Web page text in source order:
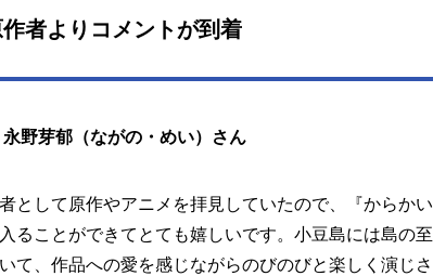
者よりコメントが到着
野芽郁（ながの・めい）さん
として原作やアニメを拝見していたので、『からかい
ることができてとても嬉しいです。小豆島には島の至
て、作品への愛を感じながらのびのびと楽しく演じさ